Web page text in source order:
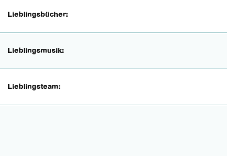
Lieblingsbücher:
Lieblingsmusik:
Lieblingsteam: